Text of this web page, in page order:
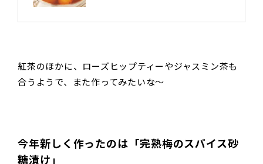
紅茶のほかに、ローズヒップティーやジャスミン茶も
合うようで、また作ってみたいな～
今年新しく作ったのは「完熟梅のスパイス砂
糖漬け」